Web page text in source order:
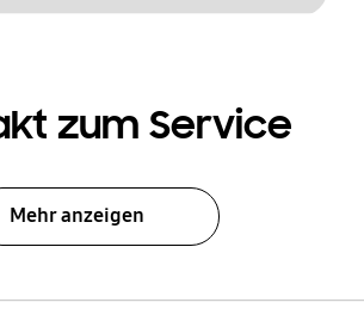
zum Service
Mehr anzeigen